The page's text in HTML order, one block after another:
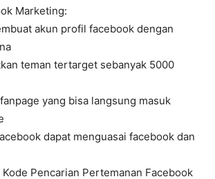
Marketing:
akun profil facebook dengan
teman tertarget sebanyak 5000
yang bisa langsung masuk
dapat menguasai facebook dan
Kode Pencarian Pertemanan Facebook